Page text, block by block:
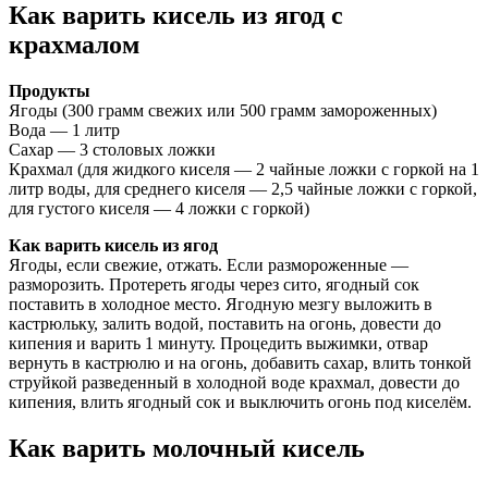
Как варить кисель из ягод с
крахмалом
Продукты
Ягоды (300 грамм свежих или 500 грамм замороженных)
Вода — 1 литр
Сахар — 3 столовых ложки
Крахмал (для жидкого киселя — 2 чайные ложки с горкой на 1
литр воды, для среднего киселя — 2,5 чайные ложки с горкой,
для густого киселя — 4 ложки с горкой)
Как варить кисель из ягод
Ягоды, если свежие, отжать. Если размороженные —
разморозить. Протереть ягоды через сито, ягодный сок
поставить в холодное место. Ягодную мезгу выложить в
кастрюльку, залить водой, поставить на огонь, довести до
кипения и варить 1 минуту. Процедить выжимки, отвар
вернуть в кастрюлю и на огонь, добавить сахар, влить тонкой
струйкой разведенный в холодной воде крахмал, довести до
кипения, влить ягодный сок и выключить огонь под киселём.
Как варить молочный кисель